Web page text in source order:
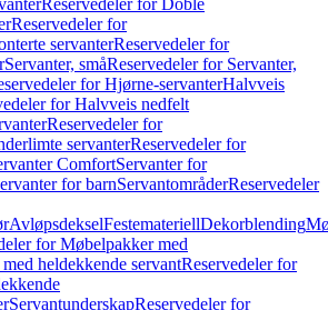
Reservedeler for Doble
Reservedeler for
servanterReservedeler for
Servanter, småReservedeler for Servanter,
for Hjørne-servanterHalvveis
for Halvveis nedfelt
Reservedeler for
servanterReservedeler for
ComfortServanter for
for barnServantområderReservedeler
AvløpsdekselFestemateriellDekorblending
for Møbelpakker med
heldekkende servantReservedeler for
ServantunderskapReservedeler for